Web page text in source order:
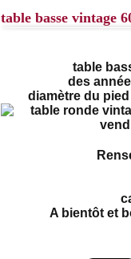
table basse vintage
table
des
diamètre du
A bientôt et